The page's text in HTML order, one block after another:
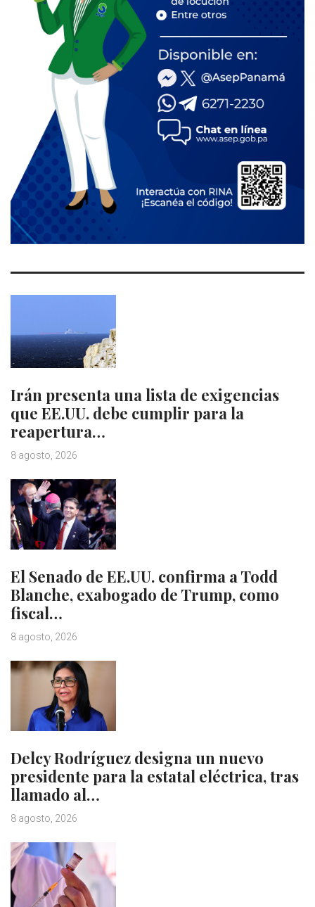
Irán presenta una lista de exigencias
que EE.UU. debe cumplir para la
reapertura…
8 agosto, 2026
El Senado de EE.UU. confirma a Todd
Blanche, exabogado de Trump, como
fiscal…
8 agosto, 2026
Delcy Rodríguez designa un nuevo
presidente para la estatal eléctrica, tras
llamado al…
8 agosto, 2026